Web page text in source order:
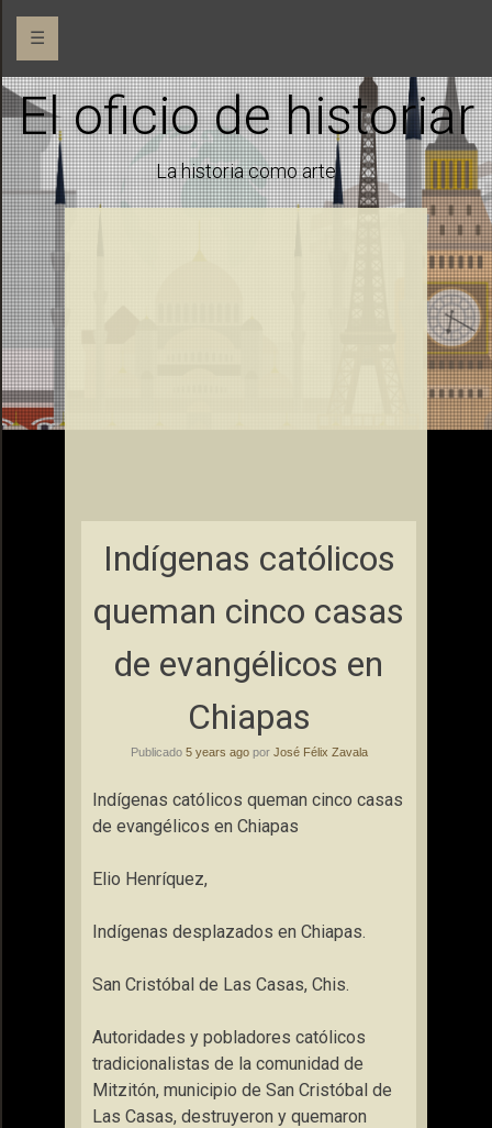
☰
El oficio de historiar
La historia como arte
Indígenas católicos
queman cinco casas
de evangélicos en
Chiapas
Publicado 5 years agopor José Félix Zavala
Indígenas católicos queman cinco casas
de evangélicos en Chiapas
Elio Henríquez,
Indígenas desplazados en Chiapas.
San Cristóbal de Las Casas, Chis.
Autoridades y pobladores católicos
tradicionalistas de la comunidad de
Mitzitón, municipio de San Cristóbal de
Las Casas, destruyeron y quemaron